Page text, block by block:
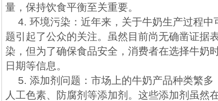
量，保持饮食平衡至关重要。
4. 环境污染：近年来，关于牛奶生产过程中
题引起了公众的关注。虽然目前尚无确凿证据
染，但为了确保食品安全，消费者在选择牛奶
日期等信息。
5. 添加剂问题：市场上的牛奶产品种类繁多
人工色素、防腐剂等添加剂。这些添加剂虽然